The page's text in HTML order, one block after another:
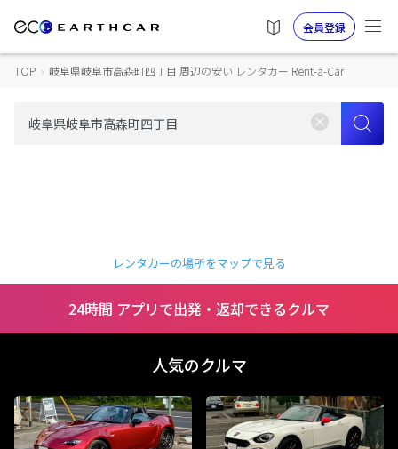
会員登録
TOP › 岐阜県岐阜市高森町四丁目 周辺の安い レンタカー Rent-a-Car
レンタカーの場所をマップで見る
24時間 アプリで出発・返却できるクルマ
人気のクルマ